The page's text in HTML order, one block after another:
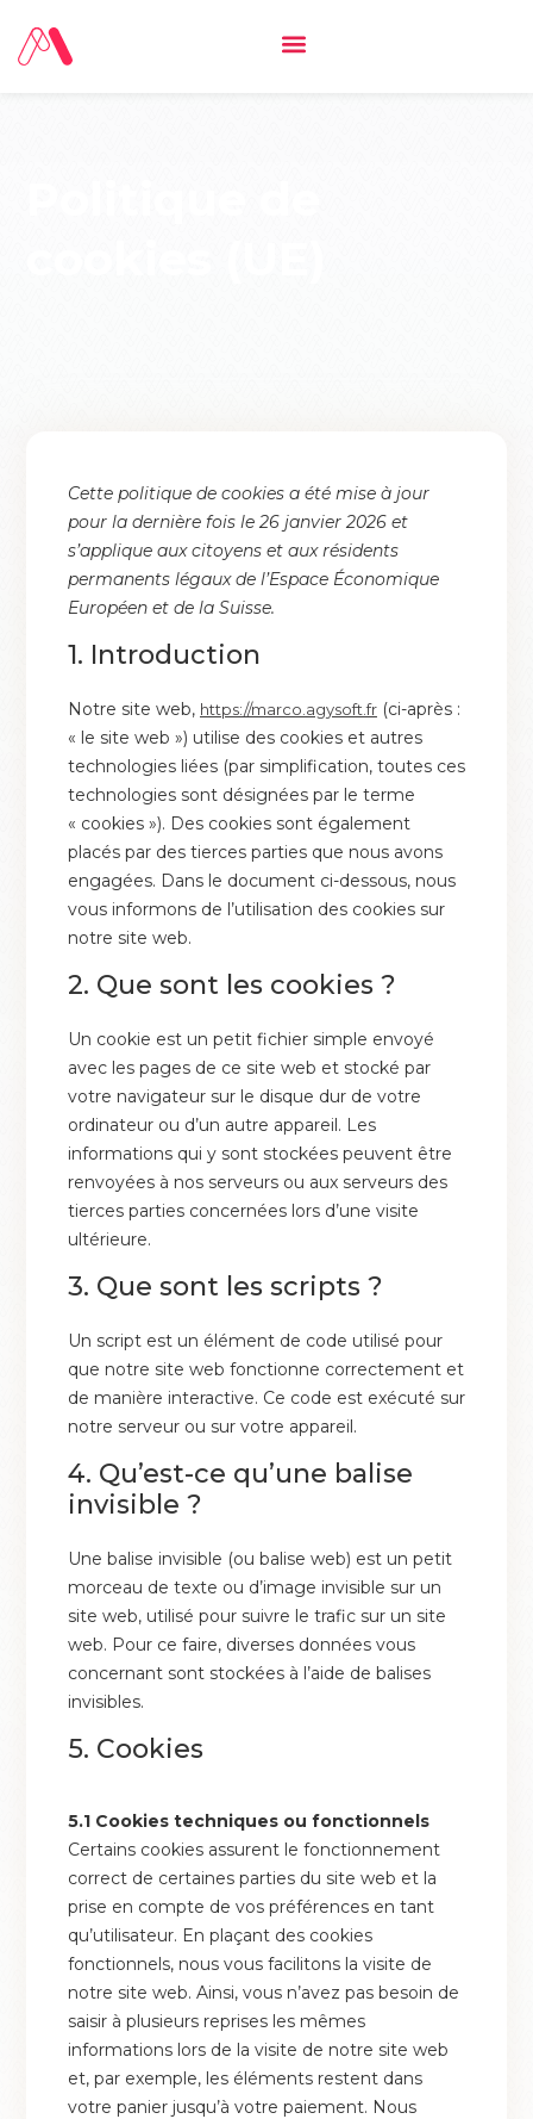
Cette politique de cookies a été mise à jour
pour la dernière fois le 26 janvier 2026 et
s’applique aux citoyens et aux résidents
permanents légaux de l’Espace Économique
Européen et de la Suisse.
1. Introduction
Notre site web, https://marco.agysoft.fr(ci-après :
« le site web ») utilise des cookies et autres
technologies liées (par simplification, toutes ces
technologies sont désignées par le terme
« cookies »). Des cookies sont également
placés par des tierces parties que nous avons
engagées. Dans le document ci-dessous, nous
vous informons de l’utilisation des cookies sur
notre site web.
2. Que sont les cookies ?
Un cookie est un petit fichier simple envoyé
avec les pages de ce site web et stocké par
votre navigateur sur le disque dur de votre
ordinateur ou d’un autre appareil. Les
informations qui y sont stockées peuvent être
renvoyées à nos serveurs ou aux serveurs des
tierces parties concernées lors d’une visite
ultérieure.
3. Que sont les scripts ?
Un script est un élément de code utilisé pour
que notre site web fonctionne correctement et
de manière interactive. Ce code est exécuté sur
notre serveur ou sur votre appareil.
4. Qu’est-ce qu’une balise
invisible ?
Une balise invisible (ou balise web) est un petit
morceau de texte ou d’image invisible sur un
site web, utilisé pour suivre le trafic sur un site
web. Pour ce faire, diverses données vous
concernant sont stockées à l’aide de balises
invisibles.
5. Cookies
5.1 Cookies techniques ou fonctionnels
Certains cookies assurent le fonctionnement
correct de certaines parties du site web et la
prise en compte de vos préférences en tant
qu’utilisateur. En plaçant des cookies
fonctionnels, nous vous facilitons la visite de
notre site web. Ainsi, vous n’avez pas besoin de
saisir à plusieurs reprises les mêmes
informations lors de la visite de notre site web
et, par exemple, les éléments restent dans
votre panier jusqu’à votre paiement. Nous